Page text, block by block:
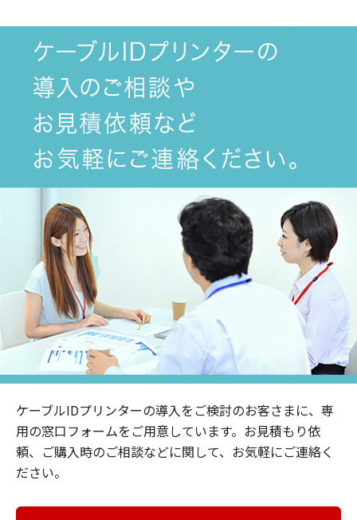
ケーブルIDプリンターの導入をご検討のお客さまに、専
用の窓口フォームをご用意しています。お見積もり依
頼、ご購入時のご相談などに関して、お気軽にご連絡く
ださい。